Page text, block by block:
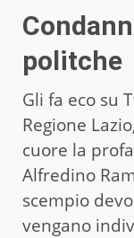
politche
Gli fa eco su
Regione
cuore la
Alfredino
scempio
vengano